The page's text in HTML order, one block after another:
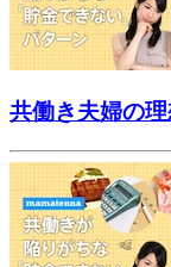
共働き夫婦の